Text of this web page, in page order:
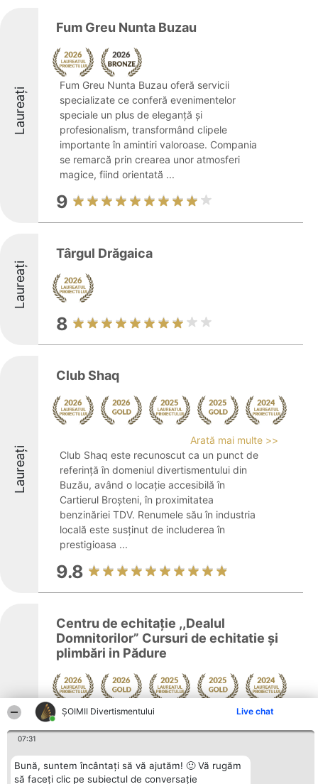
ŞOIMII Divertismentului Live chat
07:31
Bună, suntem încântați să vă ajutăm! 🙂 Vă rugăm
să faceți clic pe subiectul de conversație
Laureați
Fum Greu Nunta Buzau
Fum Greu Nunta Buzau oferă servicii
specializate ce conferă evenimentelor
speciale un plus de eleganță și
profesionalism, transformând clipele
importante în amintiri valoroase. Compania
se remarcă prin crearea unor atmosferi
magice, fiind orientată ...
9
Laureați
Târgul Drăgaica
8
Laureați
Club Shaq
Arată mai multe >>
Club Shaq este recunoscut ca un punct de
referință în domeniul divertismentului din
Buzău, având o locație accesibilă în
Cartierul Broșteni, în proximitatea
benzinăriei TDV. Renumele său în industria
locală este susținut de includerea în
prestigioasa ...
9.8
Laureați
Centru de echitație ,,Dealul
Domnitorilor” Cursuri de echitatie și
plimbări in Pădure
Arată mai multe >>
Aflat într-un cadru natural deosebit în
Domnitorilor se adresează celor pasionați
de cai și de activitățile desfășurate în aer